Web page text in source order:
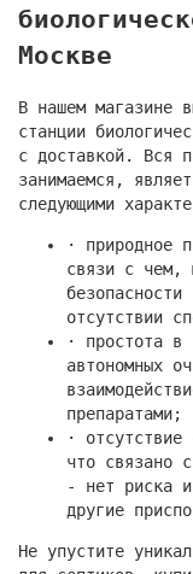
Москве
В нашем магазине
станции
с доставкой. Вся
занимаемся,
следующими
· природное
связи с чем,
отсутствии
· простота в
автономных
препаратами;
· отсутствие
что связано
- нет риска
другие
Не упустите